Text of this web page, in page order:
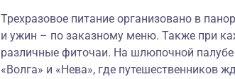
Трехразовое питание организовано в
и ужин – по заказному меню. Также при
различные фиточаи. На шлюпочной
«Волга» и «Нева», где путешественников